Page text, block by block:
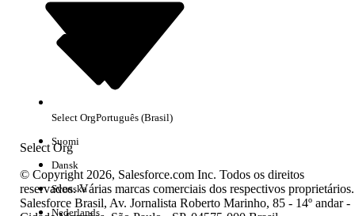
Sem resultados
Select Org
Select OrgPortuguês (Brasil)
Suomi
Dansk
Svenska
Nederlands
© Copyright 2026, Salesforce.com Inc. Todos os direitos
reservados. Várias marcas comerciais dos respectivos proprietários.
Salesforce Brasil, Av. Jornalista Roberto Marinho, 85 - 14º andar -